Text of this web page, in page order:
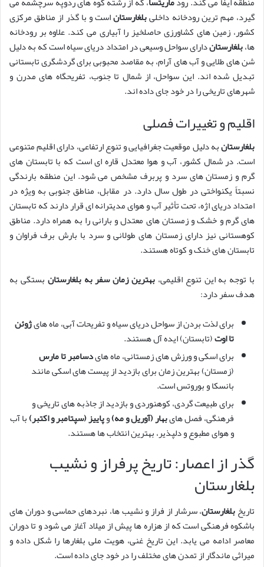
گیرد، مهم ترین رودخانه داخلیبلغارستاناست و با گذر از مناطق مرکزی
کشور، زمین های کشاورزی حاصلخیز را آبیاری می کند. علاوه بر رودخانه
ها،بلغارستاندارای سواحل وسیعی در امتداد دریای سیاه است که به دلیل
شن های طلایی و آب های آرام، به مقاصد محبوبی برای گردشگری تابستانی
تبدیل شده اند. این سواحل، از شمال تا جنوب، تفریحگاه های مدرن و
شهرهای تاریخی را در خود جای داده اند.
اقلیم و تغییرات فصلی
بلغارستانبه دلیل موقعیت جغرافیایی و تنوع ارتفاعی، دارای اقلیم متنوعی
است. در شمال کشور، آب و هوا معتدل قاره ای است که با تابستان های
گرم و زمستان های سرد و پربرف مشخص می شود. این منطقه بارندگی
نسبتاً یکنواختی در طول سال دارد. در مقابل، مناطق جنوبی به ویژه در
امتداد دریای اژه، تحت تأثیر آب و هوای مدیترانه ای قرار دارند که تابستان
های گرم و خشک و زمستان های معتدل و بارانی را به همراه دارد. مناطق
کوهستانی نیز دارای زمستان های طولانی و سرد با بارش برف فراوان و
تابستان های خنک و کوتاه هستند.
با توجه به این تنوع اقلیمی، بهترین زمان سفر به بلغارستان بستگی به
هدف سفر دارد:
برای لذت بردن از سواحل دریای سیاه و تفریحات آبی، ماه هایژوئن
تا اوت(تابستان) ایده آل هستند.
برای اسکی و ورزش های زمستانی، ماه هایدسامبر تا مارس
(زمستان) بهترین زمان برای بازدید از پیست های اسکی مانند
بانسکا و بوروتس است.
برای طبیعت گردی، کوهنوردی و بازدید از جاذبه های تاریخی و
فرهنگی، فصل هایبهار (آوریل و مه)وپاییز (سپتامبر و اکتبر)با آب
و هوای مطبوع و دلپذیر، بهترین انتخاب ها هستند.
گذر از اعصار: تاریخ پرفراز و نشیب
بلغارستان
تاریخبلغارستان، سرشار از فراز و نشیب ها، نبردهای حماسی و دوران های
باشکوه فرهنگی است که از هزاره ها پیش از میلاد آغاز می شود و تا دوران
معاصر ادامه می یابد. این تاریخ غنی، هویت ملی بلغارها را شکل داده و
میراثی ماندگار از تمدن های مختلف را در خود جای داده است.